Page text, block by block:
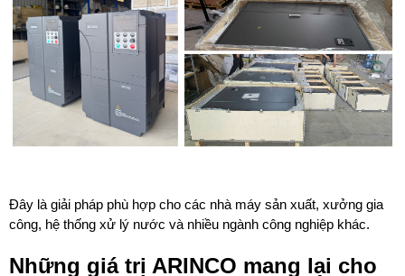
Đây là giải pháp phù hợp cho các nhà máy sản xuất, xưởng gia
công, hệ thống xử lý nước và nhiều ngành công nghiệp khác.
Những giá trị ARINCO mang lại cho